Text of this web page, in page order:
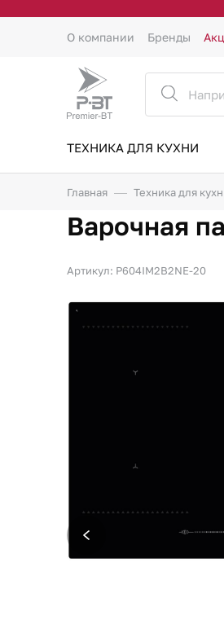
О компании Бренды
ТЕХНИКА ДЛЯ КУХНИ
Главная Техника для
Варочная
Артикул: P604IM2B2NE-20